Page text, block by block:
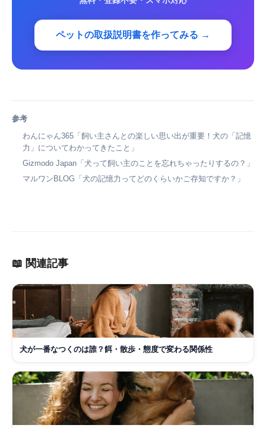
ペットの取扱説明書を作ってみる →
参考
わんにゃん365「飼い主さんとの楽しい思い出が重要！犬の「記憶
力」についてわかってきたこと」
Gizmodo Japan「犬って飼い主のことを忘れちゃったりするの？」
マルワンBLOG「犬の記憶力ってどのくらいかご存知ですか？」
📖 関連記事
犬が一番なつくのは誰？餌・散歩・態度で変わる関係性